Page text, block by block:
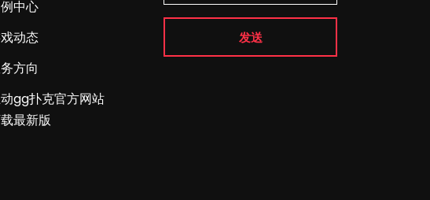
中心
动态
方向
gg扑克官方网站
最新版
发送